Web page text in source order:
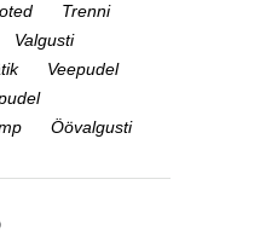
Trenni
Valgusti
Veepudel
Öövalgusti